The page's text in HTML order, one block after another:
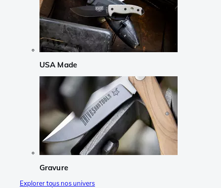
USA Made
Gravure
Explorer tous nos univers